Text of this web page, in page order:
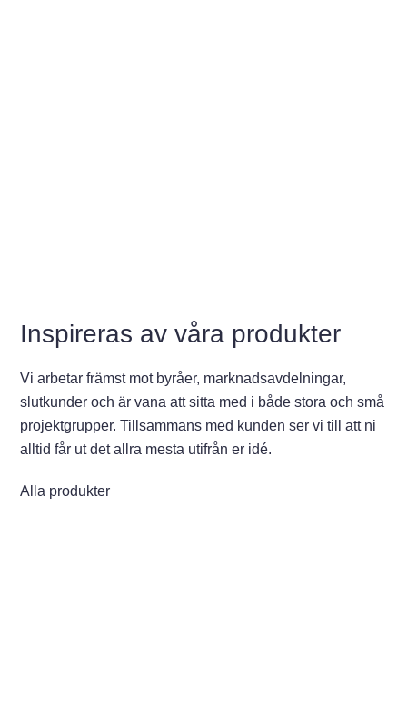
Inspireras av våra produkter
Vi arbetar främst mot byråer, marknadsavdelningar,
slutkunder och är vana att sitta med i både stora och små
projektgrupper. Tillsammans med kunden ser vi till att ni
alltid får ut det allra mesta utifrån er idé.
Alla produkter